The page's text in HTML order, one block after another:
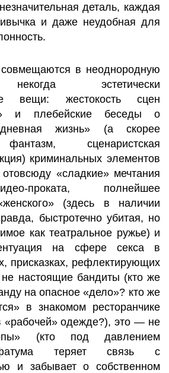
деталь, каждая
и даже неудобная для
в неоднородную
эстетически
вещи: жестокость сцен
и плебейские беседы о
жизнь» (а скорее
сценаристская
криминальных элементов
«сладкие» мечтания
проката, полнейшее
(здесь в наличии
быстротечно убитая, но
как театральное ружье) и
на сфере секса в
присказках, рефлектирующих
настоящие бандиты (кто же
на опасное «дело»? кто же
в знакомом ресторанчике
«рабочей» одежде?), это — не
(кто под давлением
фатума теряет связь с
и забывает о собственном